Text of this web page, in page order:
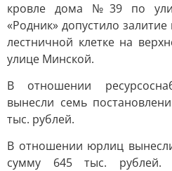
кровле дома №39 по
«Родник» допустило
лестничной клетке на
улице Минской.
В отношении
вынесли семь
тыс. рублей.
В отношении юрлиц
сумму 645 тыс.